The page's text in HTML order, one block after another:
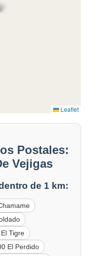
Leaflet
Postales:
Vejigas
de 1 km:
Tigre
El Perdido